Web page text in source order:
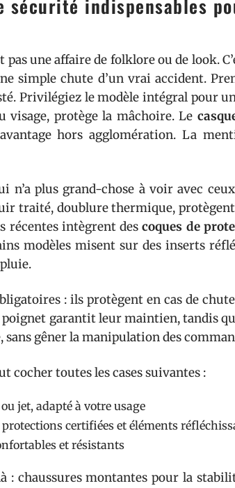
sécurité indispensables
pas une affaire de folklore ou de look.
simple chute d’un vrai accident.
Privilégiez le modèle intégral pour
visage, protège la mâchoire. Le
hors agglomération. La
n’a plus grand-chose à voir avec
traité, doublure thermique,
récentes intègrent descoques de
modèles misent sur des inserts
: ils protègent en cas de
poignet garantit leur maintien, tandis
gêner la manipulation des
cocher toutes les cases suivantes :
jet, adapté à votre usage
protections certifiées et éléments
et résistants
: chaussures montantes pour la